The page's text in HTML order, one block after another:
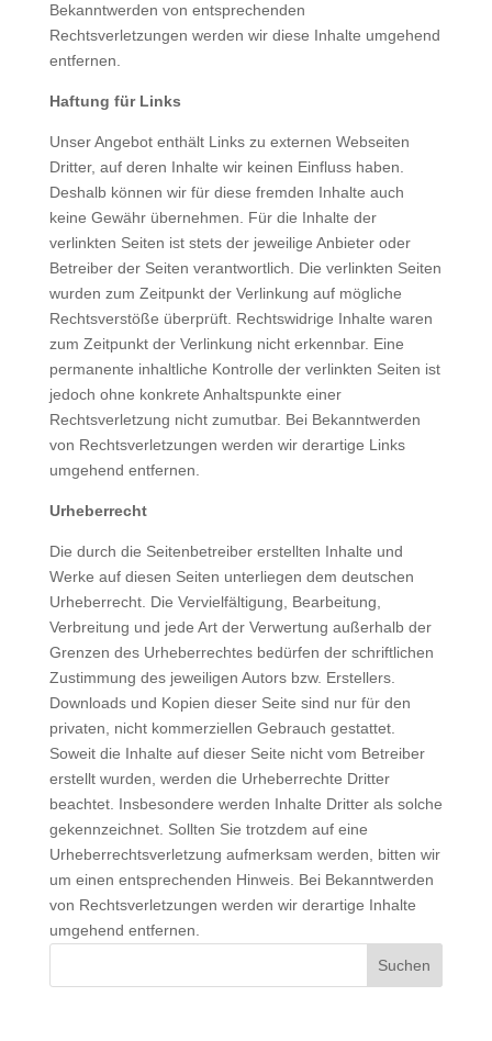
Bekanntwerden von entsprechenden
Rechtsverletzungen werden wir diese Inhalte umgehend
entfernen.
Haftung für Links
Unser Angebot enthält Links zu externen Webseiten
Dritter, auf deren Inhalte wir keinen Einfluss haben.
Deshalb können wir für diese fremden Inhalte auch
keine Gewähr übernehmen. Für die Inhalte der
verlinkten Seiten ist stets der jeweilige Anbieter oder
Betreiber der Seiten verantwortlich. Die verlinkten Seiten
wurden zum Zeitpunkt der Verlinkung auf mögliche
Rechtsverstöße überprüft. Rechtswidrige Inhalte waren
zum Zeitpunkt der Verlinkung nicht erkennbar. Eine
permanente inhaltliche Kontrolle der verlinkten Seiten ist
jedoch ohne konkrete Anhaltspunkte einer
Rechtsverletzung nicht zumutbar. Bei Bekanntwerden
von Rechtsverletzungen werden wir derartige Links
umgehend entfernen.
Urheberrecht
Die durch die Seitenbetreiber erstellten Inhalte und
Werke auf diesen Seiten unterliegen dem deutschen
Urheberrecht. Die Vervielfältigung, Bearbeitung,
Verbreitung und jede Art der Verwertung außerhalb der
Grenzen des Urheberrechtes bedürfen der schriftlichen
Zustimmung des jeweiligen Autors bzw. Erstellers.
Downloads und Kopien dieser Seite sind nur für den
privaten, nicht kommerziellen Gebrauch gestattet.
Soweit die Inhalte auf dieser Seite nicht vom Betreiber
erstellt wurden, werden die Urheberrechte Dritter
beachtet. Insbesondere werden Inhalte Dritter als solche
gekennzeichnet. Sollten Sie trotzdem auf eine
Urheberrechtsverletzung aufmerksam werden, bitten wir
um einen entsprechenden Hinweis. Bei Bekanntwerden
von Rechtsverletzungen werden wir derartige Inhalte
umgehend entfernen.